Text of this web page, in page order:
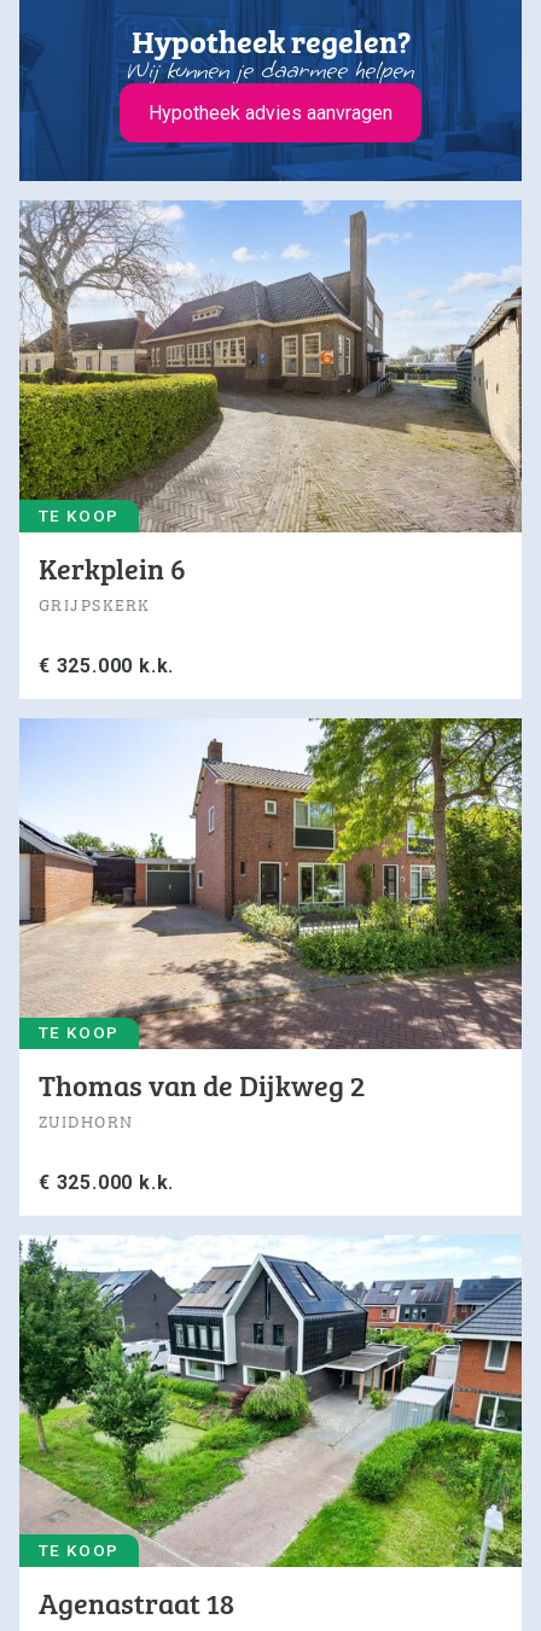
Hypotheek regelen?
Wij kunnen je daarmee helpen
Hypotheek advies aanvragen
TE KOOP
Kerkplein 6
GRIJPSKERK
€ 325.000 k.k.
TE KOOP
Thomas van de Dijkweg 2
ZUIDHORN
€ 325.000 k.k.
TE KOOP
Agenastraat 18